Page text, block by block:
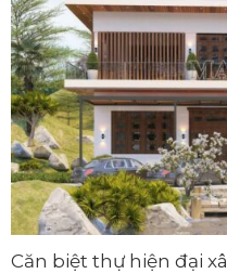
Căn biệt thự hiện đại